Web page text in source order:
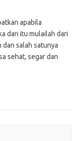
apabila
dari itu mulailah dari
salah satunya
sehat, segar dan